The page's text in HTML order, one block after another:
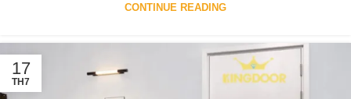
CONTINUE READING
17
TH7